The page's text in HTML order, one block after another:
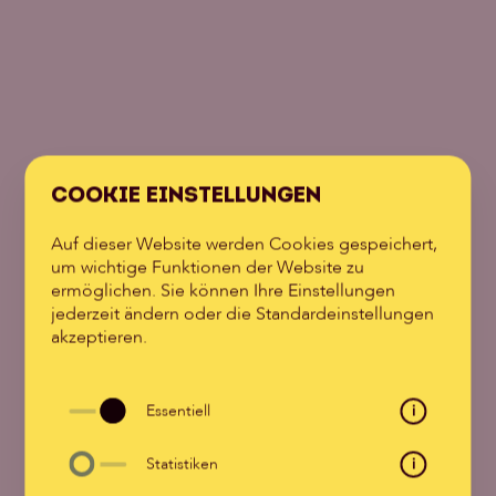
COOKIE EINSTELLUNGEN
Auf dieser Website werden Cookies gespeichert,
um wichtige Funktionen der Website zu
ermöglichen. Sie können Ihre Einstellungen
jederzeit ändern oder die Standardeinstellungen
akzeptieren.
Essentiell i
Statistiken i